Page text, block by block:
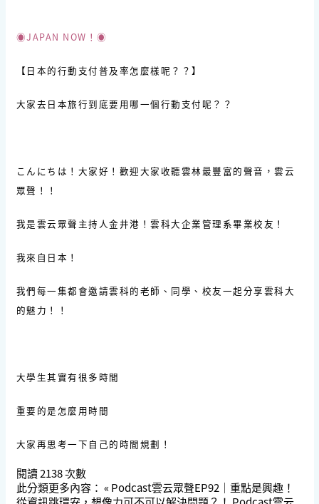
◉JAPAN NOW！◉
【日本的行動支付普及率怎麼樣呢？？】
大家去日本旅行到底要用哪一個行動支付呢？？
こんにちは！大家好！歡迎大家收聽雲林最豐富的聲音，雲云
眾聲！！
我是雲云眾聲主持人金井港！雲科大企業管理系畢業校友！
我來自日本！
我們每一集都會邀請雲科的老師、同學、校友一起分享雲科大
的魅力！！
大學生其實有很多時間
重要的是怎麼用時間
大家再思考一下自己的時間規劃！
閱讀2138次數
此分類更多內容： « Podcast雲云眾聲EP92｜重點是興趣！